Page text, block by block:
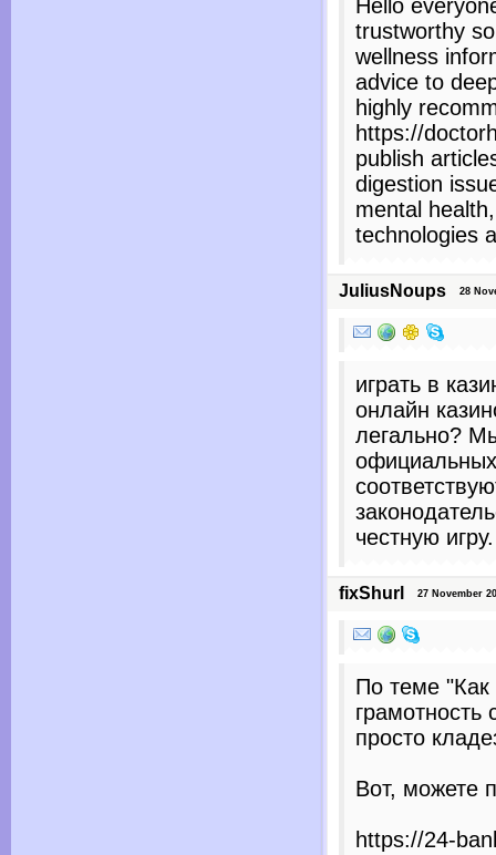
Hello
trustworthy
wellness
advice to
highly
https://
publish
digestion
mental
technologies
JuliusNoups 28
играть в
онлайн
легально?
честную игру.
fixShurl 27 November
По теме
грамотность
просто
Вот, можете
https://24-